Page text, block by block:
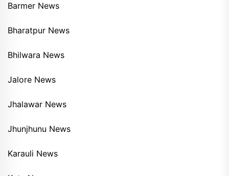
Barmer News
Bharatpur News
Bhilwara News
Jalore News
Jhalawar News
Jhunjhunu News
Karauli News